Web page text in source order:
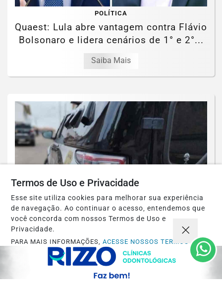
POLÍTICA
Quaest: Lula abre vantagem contra Flávio
Bolsonaro e lidera cenários de 1° e 2°...
Saiba Mais
Espinosa: Homem suspeito de
engravidar duas adolescentes é preso
pela PCMG
Termos de Uso e Privacidade
Esse site utiliza cookies para melhorar sua experiência
de navegação. Ao continuar o acesso, entendemos que
você concorda com nossos Termos de Uso e
Privacidade.
PARA MAIS INFORMAÇÕES,ACESSE NOSSOS TERMOS
CLICANDO AQUI
PROSSEGUIR